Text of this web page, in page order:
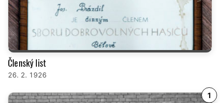
Členský list
26. 2. 1926
1